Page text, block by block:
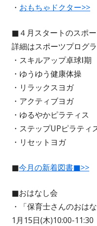
・ おもちゃドクター>>
■４月スタートのスポ
詳細はスポーツプログ
・スキルアップ卓球Ⅰ期
・ゆうゆう健康体操
・リラックスヨガ
・アクティブヨガ
・ゆるやかピラティス
・ステップUPピラティ
・リセットヨガ
■今月の新着図書■>>
■おはなし会
・「保育士さんのおはな
1月15日(木)10:00-